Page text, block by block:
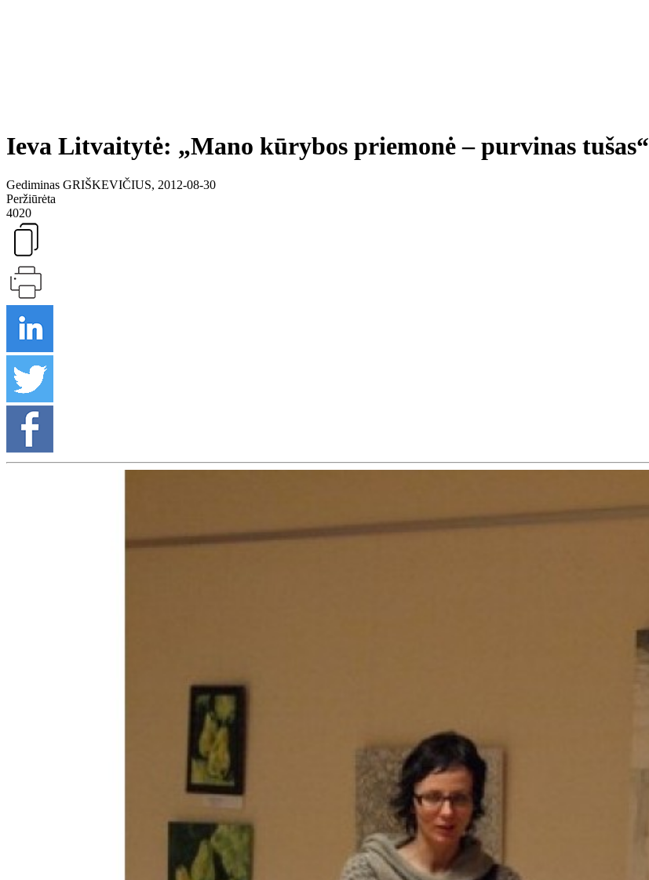
Ieva Litvaitytė: „Mano kūrybos priemonė – purvinas tušas“
Gediminas GRIŠKEVIČIUS, 2012-08-30
Peržiūrėta
4020